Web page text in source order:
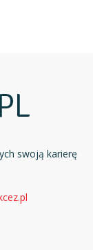
swoją karierę